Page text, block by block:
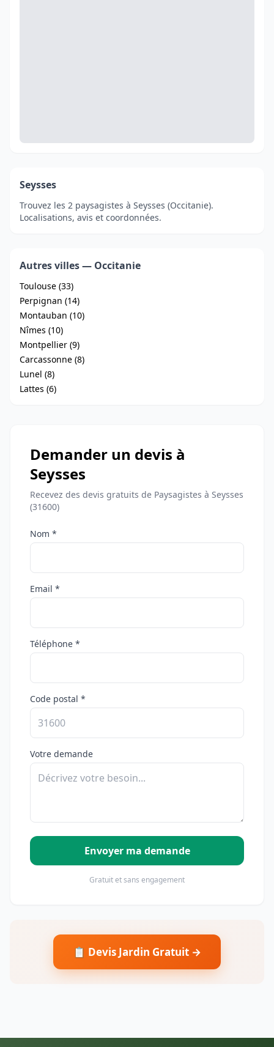
Seysses
Trouvez les 2 paysagistes à Seysses (Occitanie).
Localisations, avis et coordonnées.
Autres villes — Occitanie
Toulouse (33)
Perpignan (14)
Montauban (10)
Nîmes (10)
Montpellier (9)
Carcassonne (8)
Lunel (8)
Lattes (6)
Demander un devis à
Seysses
Recevez des devis gratuits de Paysagistes à Seysses
(31600)
Nom *
Email *
Téléphone *
Code postal *
Votre demande
Envoyer ma demande
Gratuit et sans engagement
📋 Devis Jardin Gratuit →